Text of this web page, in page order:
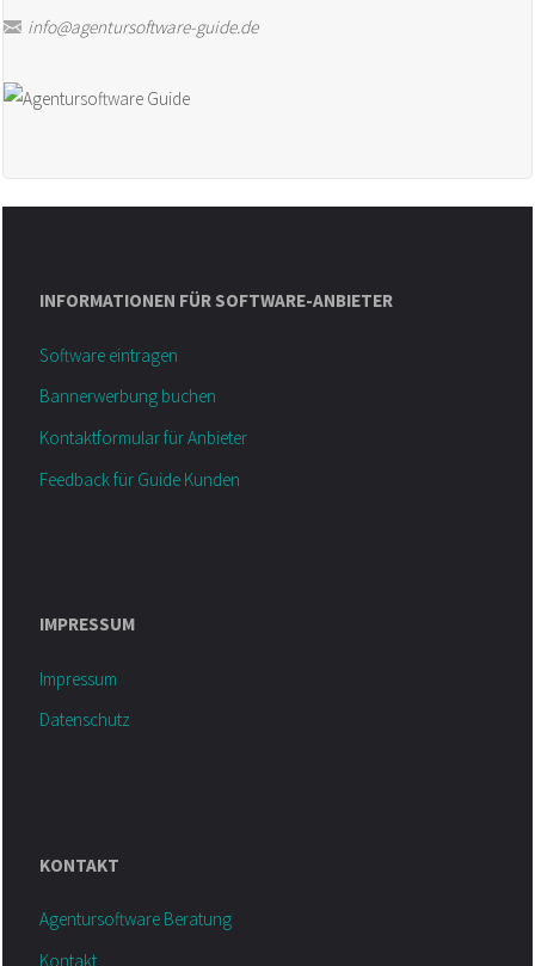
info@agentursoftware-guide.de
INFORMATIONEN FÜR SOFTWARE-ANBIETER
Software eintragen
Bannerwerbung buchen
Kontaktformular für Anbieter
Feedback für Guide Kunden
IMPRESSUM
Impressum
Datenschutz
KONTAKT
Agentursoftware Beratung
Kontakt